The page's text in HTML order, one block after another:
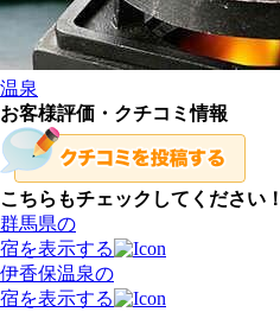
温泉
お客様評価・クチコミ情報
こちらもチェックしてください！
群馬県の
宿を表示する
伊香保温泉の
宿を表示する